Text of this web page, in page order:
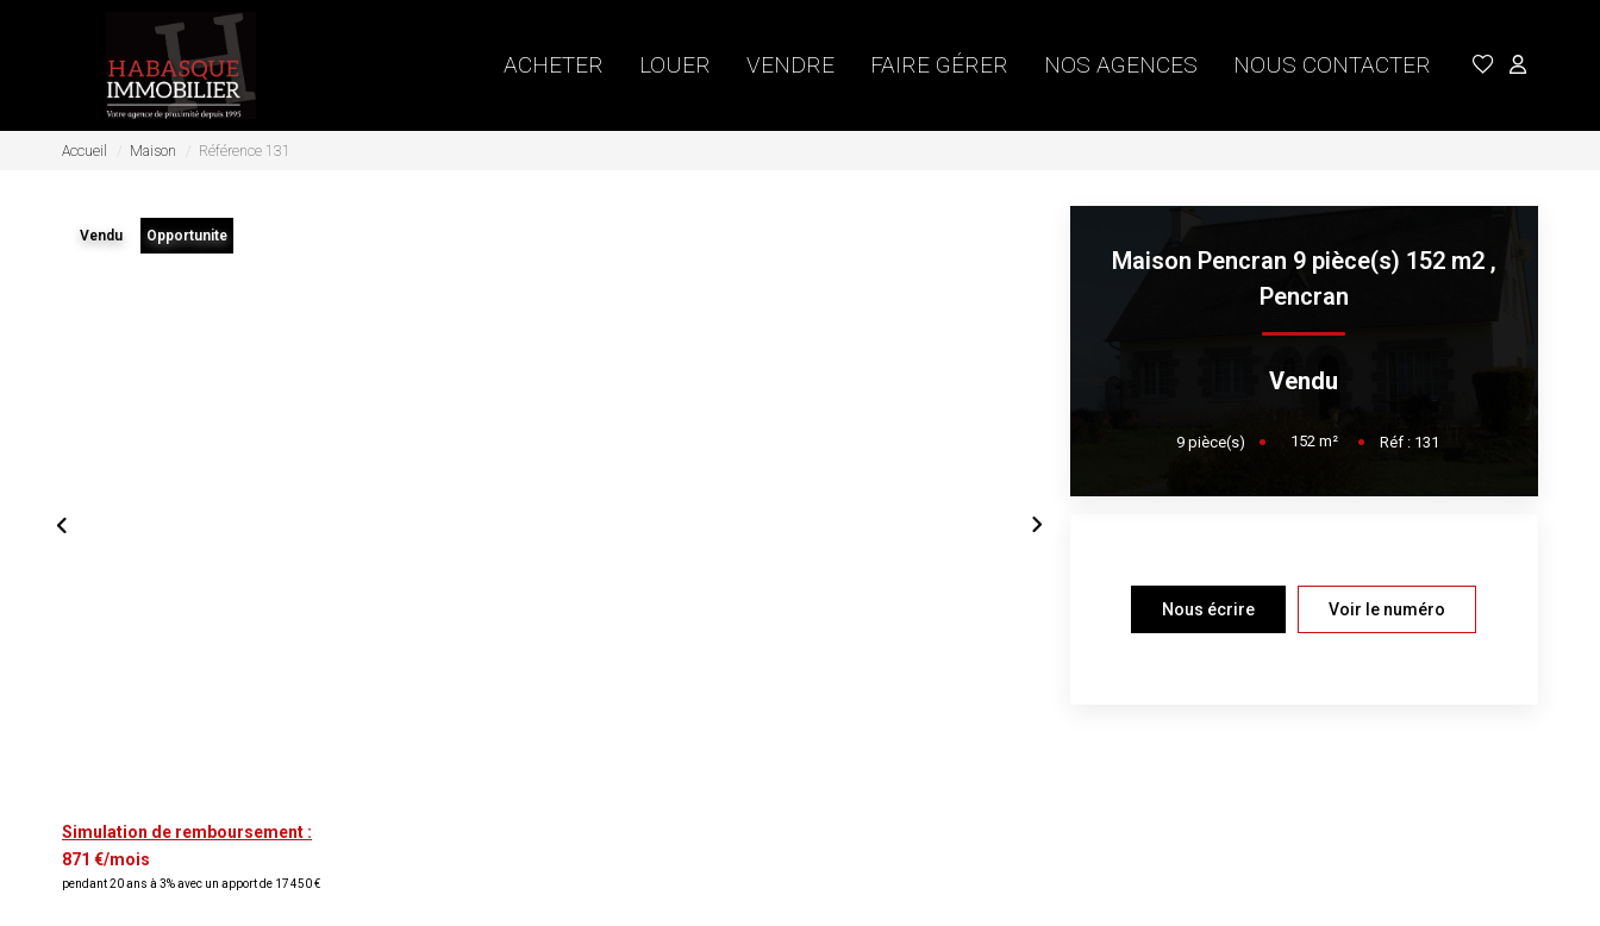
ACHETER LOUER VENDRE FAIRE GÉRER NOS AGENCES NOUS CONTACTER
Accueil Maison Référence 131
Vendu Opportunite
Simulation de remboursement :
871 €/mois
pendant 20 ans à 3% avec un apport de 17 450 €
Maison Pencran 9 pièce(s) 152 m2 ,
Pencran
Vendu
9 pièce(s) 152 m² Réf : 131
Nous écrire Voir le numéro